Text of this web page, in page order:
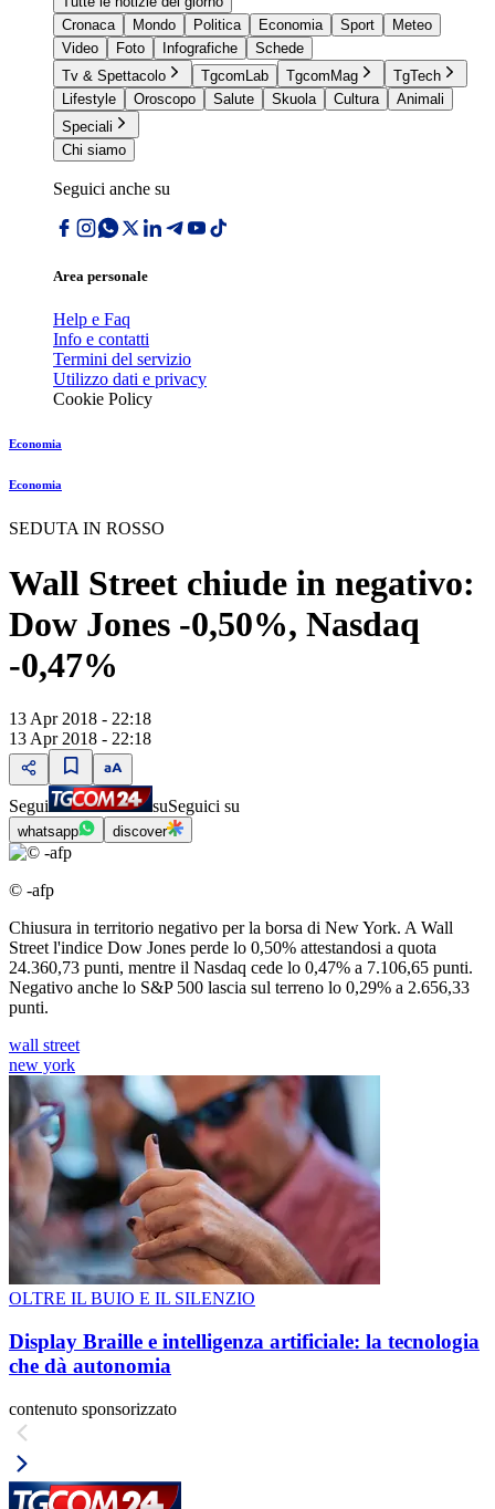
Cronaca
Mondo Politica Economia Sport
Meteo
Video
Foto Infografiche
Schede
Tv & Spettacolo
TgcomLab TgcomMag
TgTech
Lifestyle
Oroscopo Salute Skuola Cultura
Animali
Speciali
Chi siamo
Seguici anche su
Area personale
Help e Faq
Info e contatti
Termini del servizio
Utilizzo dati e privacy
Cookie Policy
Economia
Economia
SEDUTA IN ROSSO
Wall Street chiude in negativo:
Dow Jones -0,50%, Nasdaq
-0,47%
13 Apr 2018 - 22:18
13 Apr 2018 - 22:18
Segui suSeguici su
whatsapp discover
© -afp
Chiusura in territorio negativo per la borsa di New York. A Wall
Street l'indice Dow Jones perde lo 0,50% attestandosi a quota
24.360,73 punti, mentre il Nasdaq cede lo 0,47% a 7.106,65 punti.
Negativo anche lo S&P 500 lascia sul terreno lo 0,29% a 2.656,33
punti.
wall street
new york
OLTRE IL BUIO E IL SILENZIO
Display Braille e intelligenza artificiale: la tecnologia
che dà autonomia
contenuto sponsorizzato